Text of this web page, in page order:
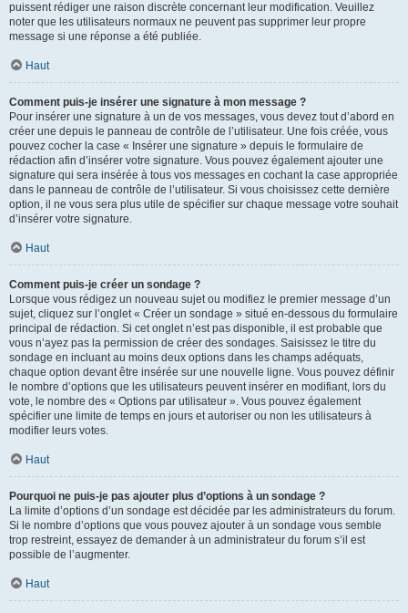
puissent rédiger une raison discrète concernant leur modification. Veuillez
noter que les utilisateurs normaux ne peuvent pas supprimer leur propre
message si une réponse a été publiée.
Haut
Comment puis-je insérer une signature à mon message ?
Pour insérer une signature à un de vos messages, vous devez tout d’abord en
créer une depuis le panneau de contrôle de l’utilisateur. Une fois créée, vous
pouvez cocher la case « Insérer une signature » depuis le formulaire de
rédaction afin d’insérer votre signature. Vous pouvez également ajouter une
signature qui sera insérée à tous vos messages en cochant la case appropriée
dans le panneau de contrôle de l’utilisateur. Si vous choisissez cette dernière
option, il ne vous sera plus utile de spécifier sur chaque message votre souhait
d’insérer votre signature.
Haut
Comment puis-je créer un sondage ?
Lorsque vous rédigez un nouveau sujet ou modifiez le premier message d’un
sujet, cliquez sur l’onglet « Créer un sondage » situé en-dessous du formulaire
principal de rédaction. Si cet onglet n’est pas disponible, il est probable que
vous n’ayez pas la permission de créer des sondages. Saisissez le titre du
sondage en incluant au moins deux options dans les champs adéquats,
chaque option devant être insérée sur une nouvelle ligne. Vous pouvez définir
le nombre d’options que les utilisateurs peuvent insérer en modifiant, lors du
vote, le nombre des « Options par utilisateur ». Vous pouvez également
spécifier une limite de temps en jours et autoriser ou non les utilisateurs à
modifier leurs votes.
Haut
Pourquoi ne puis-je pas ajouter plus d’options à un sondage ?
La limite d’options d’un sondage est décidée par les administrateurs du forum.
Si le nombre d’options que vous pouvez ajouter à un sondage vous semble
trop restreint, essayez de demander à un administrateur du forum s’il est
possible de l’augmenter.
Haut